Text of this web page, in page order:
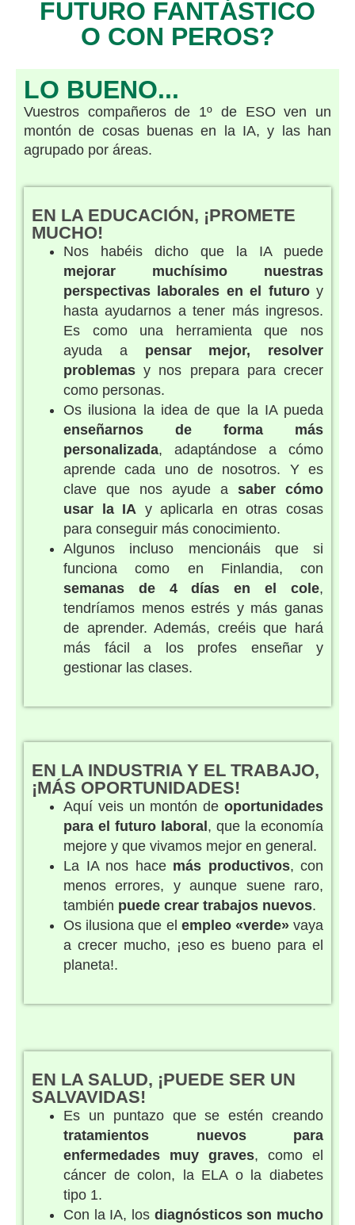
FUTURO FANTÁSTICO
O CON PEROS?
LO BUENO...
Vuestros compañeros de 1º de ESO ven un
montón de cosas buenas en la IA, y las han
agrupado por áreas.
EN LA EDUCACIÓN, ¡PROMETE
MUCHO!
Nos habéis dicho que la IA puede
mejorar muchísimo nuestras
perspectivas laborales en el futuroy
hasta ayudarnos a tener más ingresos.
Es como una herramienta que nos
ayuda a pensar mejor, resolver
problemas y nos prepara para crecer
como personas.
Os ilusiona la idea de que la IA pueda
enseñarnos de forma más
personalizada, adaptándose a cómo
aprende cada uno de nosotros. Y es
clave que nos ayude a saber cómo
usar la IA y aplicarla en otras cosas
para conseguir más conocimiento.
Algunos incluso mencionáis que si
funciona como en Finlandia, con
semanas de 4 días en el cole,
tendríamos menos estrés y más ganas
de aprender. Además, creéis que hará
más fácil a los profes enseñar y
gestionar las clases.
EN LA INDUSTRIA Y EL TRABAJO,
¡MÁS OPORTUNIDADES!
Aquí veis un montón de oportunidades
para el futuro laboral , que la economía
mejore y que vivamos mejor en general.
La IA nos hace más productivos, con
menos errores, y aunque suene raro,
también puede crear trabajos nuevos.
Os ilusiona que el empleo «verde»vaya
a crecer mucho, ¡eso es bueno para el
planeta!.
EN LA SALUD, ¡PUEDE SER UN
SALVAVIDAS!
Es un puntazo que se estén creando
tratamientos nuevos para
enfermedades muy graves, como el
cáncer de colon, la ELA o la diabetes
tipo 1.
Con la IA, los diagnósticos son mucho